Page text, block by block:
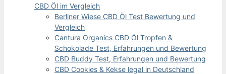
CBD Öl im Vergleich
Berliner Wiese CBD Öl Test Bewertung und
Vergleich
Cantura Organics CBD Öl Tropfen &
Schokolade Test, Erfahrungen und Bewertung
CBD Buddy Test, Erfahrungen und Bewertung
CBD Cookies & Kekse legal in Deutschland